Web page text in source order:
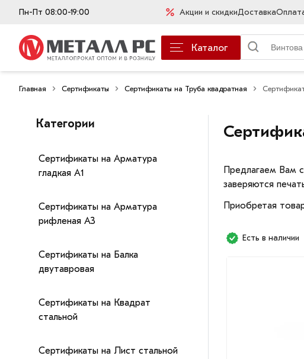
Пн-Пт 08:00-19:00 Акции и скидкиДоставка
Каталог
Главная Сертификаты Сертификаты на Труба квадратная
Категории
Сертификаты на Арматура
гладкая А1
Сертификаты на Арматура
рифленая А3
Сертификаты на Балка
двутавровая
Сертификаты на Квадрат
стальной
Сертификаты на Лист стальной
Предлагаем Вам
заверяются
Приобретая
Есть в наличии